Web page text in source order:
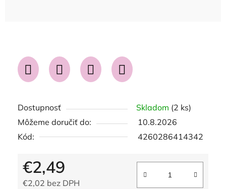
Dostupnosť Skladom (2 ks)
Môžeme doručiť do:
10.8.2026
Kód:
4260286414342
€2,49
€2,02 bez DPH